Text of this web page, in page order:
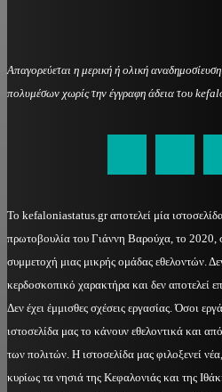
Απαγορεύεται η μερική ή ολική
πολυμέσων χωρίς την έγγραφη άδεια του
Το kefaloniastatus.gr αποτελεί μία
πρωτοβουλία του Γιάννη Βαρούχα, το 2020,
συμμετοχή μιας μικρής ομάδας εθελοντών.
κερδοσκοπικό χαρακτήρα και δεν αποτελεί
Δεν έχει έμμισθες σχέσεις εργασίας. Όσοι
ιστοσελίδα μας το κάνουν εθελοντικά και
των πολιτών. Η ιστοσελίδα μας φιλοξενεί
κυρίως τα νησιά της Κεφαλονιάς και της